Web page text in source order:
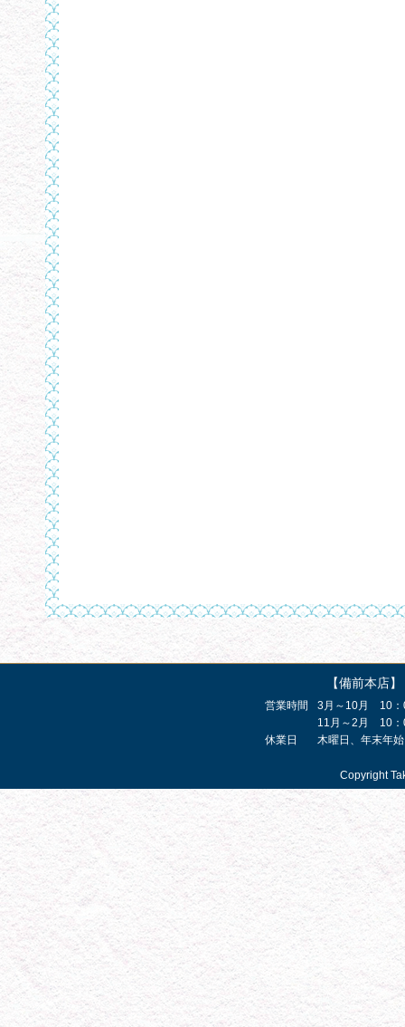
【備前本店】
営業時間
3月～10月 10：
11月～2月 10：
休業日
木曜日、年末年始
Copyright